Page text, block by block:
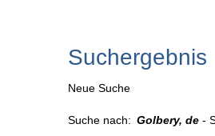
Suchergebnis
Neue Suche
Suche nach: Golbery, de -